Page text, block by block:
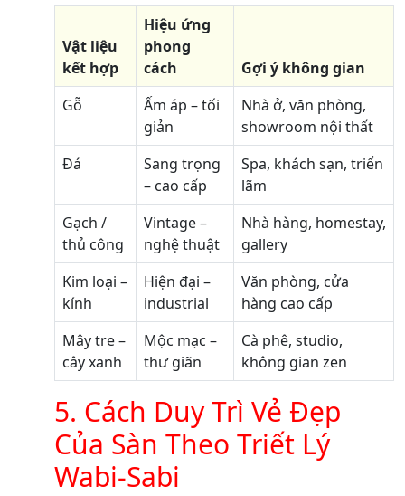
Vật liệu
kết hợp
Hiệu ứng
phong
cách
Gợi ý không gian
Gỗ
Ấm áp – tối
giản
Nhà ở, văn phòng,
showroom nội thất
Đá
Sang trọng
– cao cấp
Spa, khách sạn, triển
lãm
Gạch /
thủ công
Vintage –
nghệ thuật
Nhà hàng, homestay,
gallery
Kim loại –
kính
Hiện đại –
industrial
Văn phòng, cửa
hàng cao cấp
Mây tre –
cây xanh
Mộc mạc –
thư giãn
Cà phê, studio,
không gian zen
5. Cách Duy Trì Vẻ Đẹp
Của Sàn Theo Triết Lý
Wabi-Sabi